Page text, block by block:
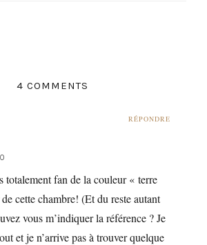
4 COMMENTS
RÉPONDRE
totalement fan de la couleur « terre
cette chambre! (Et du reste autant
vous m’indiquer la référence ? Je
et je n’arrive pas à trouver quelque